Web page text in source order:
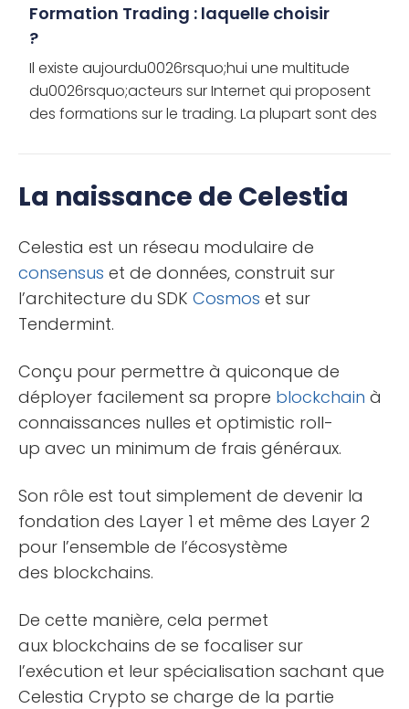
Formation Trading : laquelle choisir
?
Il existe aujourdu0026rsquo;hui une multitude
du0026rsquo;acteurs sur Internet qui proposent
des formations sur le trading. La plupart sont des
La naissance de Celestia
Celestia est un réseau modulaire de
consensus et de données, construit sur
l’architecture du SDK Cosmos et sur
Tendermint.
Conçu pour permettre à quiconque de
déployer facilement sa propre blockchain à
connaissances nulles et optimistic roll-
up avec un minimum de frais généraux.
Son rôle est tout simplement de devenir la
fondation des Layer 1 et même des Layer 2
pour l’ensemble de l’écosystème
des blockchains.
De cette manière, cela permet
aux blockchains de se focaliser sur
l’exécution et leur spécialisation sachant que
Celestia Crypto se charge de la partie